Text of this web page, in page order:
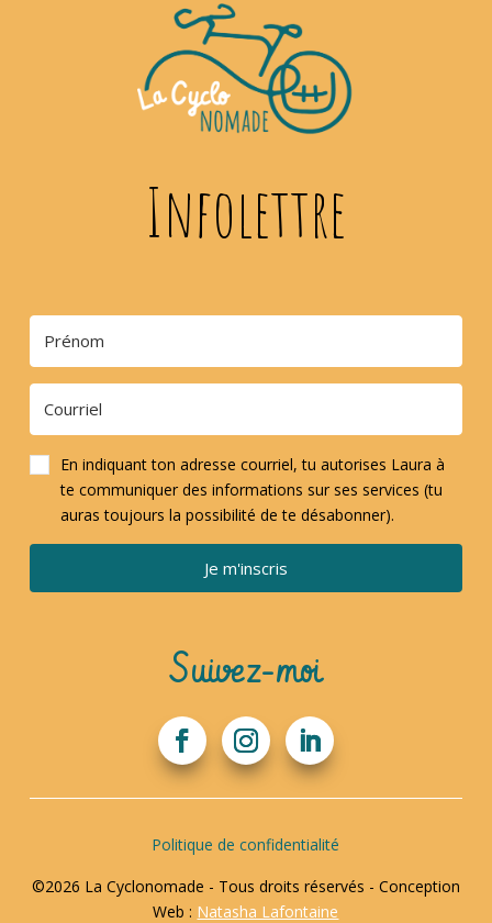
Infolettre
En indiquant ton adresse courriel, tu autorises Laura à
te communiquer des informations sur ses services (tu
auras toujours la possibilité de te désabonner).
Je m'inscris
Suivez-moi
Politique de confidentialité
©2026 La Cyclonomade - Tous droits réservés - Conception
Web : Natasha Lafontaine